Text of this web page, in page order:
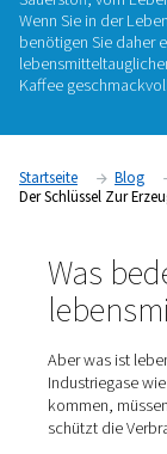
Stickstoff spielt
halten und ihre
Modified
in
Sauerstoff, vom
benötigen Sie
Startseite
Der Schlüssel